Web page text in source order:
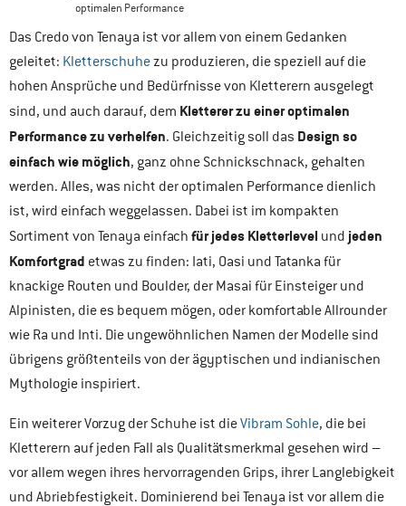
optimalen Performance
Das Credo von Tenaya ist vor allem von einem Gedanken
geleitet: Kletterschuhezu produzieren, die speziell auf die
hohen Ansprüche und Bedürfnisse von Kletterern ausgelegt
sind, und auch darauf, dem Kletterer zu einer optimalen
Performance zu verhelfen. Gleichzeitig soll das Design so
einfach wie möglich, ganz ohne Schnickschnack, gehalten
werden. Alles, was nicht der optimalen Performance dienlich
ist, wird einfach weggelassen. Dabei ist im kompakten
Sortiment von Tenaya einfach für jedes Kletterlevel und jeden
Komfortgrad etwas zu finden: Iati, Oasi und Tatanka für
knackige Routen und Boulder, der Masai für Einsteiger und
Alpinisten, die es bequem mögen, oder komfortable Allrounder
wie Ra und Inti. Die ungewöhnlichen Namen der Modelle sind
übrigens größtenteils von der ägyptischen und indianischen
Mythologie inspiriert.
Ein weiterer Vorzug der Schuhe ist dieVibram Sohle, die bei
Kletterern auf jeden Fall als Qualitätsmerkmal gesehen wird –
vor allem wegen ihres hervorragenden Grips, ihrer Langlebigkeit
und Abriebfestigkeit. Dominierend bei Tenaya ist vor allem die